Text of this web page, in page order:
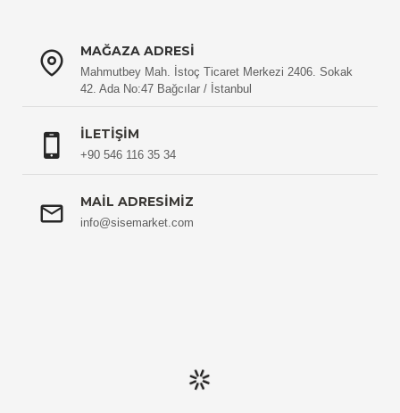
MAĞAZA ADRESI
Mahmutbey Mah. İstoç Ticaret Merkezi 2406. Sokak
42. Ada No:47 Bağcılar / İstanbul
İLETIŞIM
+90 546 116 35 34
MAIL ADRESIMIZ
info@sisemarket.com